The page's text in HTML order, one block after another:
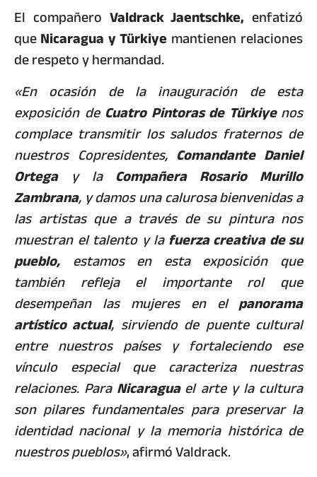
El compañero Valdrack Jaentschke, enfatizó
queNicaragua y Türkiye mantienen relaciones
de respeto y hermandad.
«En ocasión de la inauguración de esta
exposición deCuatro Pintoras de Türkiyenos
complace transmitir los saludos fraternos de
nuestros Copresidentes, Comandante Daniel
Ortegay laCompañera Rosario Murillo
Zambrana, y damos una calurosa bienvenidas a
las artistas que a través de su pintura nos
muestran el talento y lafuerza creativa de su
pueblo, estamos en esta exposición que
también refleja el importante rol que
desempeñan las mujeres en elpanorama
artístico actual, sirviendo de puente cultural
entre nuestros países y fortaleciendo ese
vínculo especial que caracteriza nuestras
relaciones. ParaNicaraguael arte y la cultura
son pilares fundamentales para preservar la
identidad nacional y la memoria histórica de
nuestros pueblos», afirmó Valdrack.